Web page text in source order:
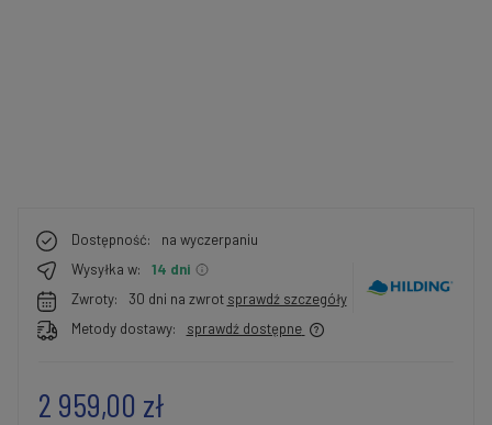
Dostępność:
na wyczerpaniu
Wysyłka w:
14 dni
Zwroty:
30 dni na zwrot sprawdź szczegóły
Metody dostawy:
sprawdź dostępne
2 959,00 zł